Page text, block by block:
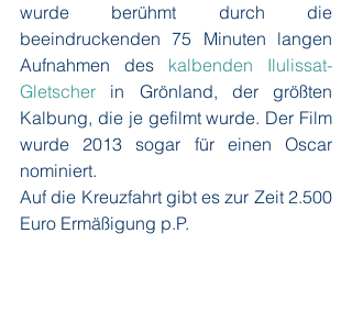
wurde berühmt durch die
beeindruckenden 75 Minuten langen
Aufnahmen des kalbenden Ilulissat-
Gletscher in Grönland, der größten
Kalbung, die je gefilmt wurde. Der Film
wurde 2013 sogar für einen Oscar
nominiert.
Auf die Kreuzfahrt gibt es zur Zeit 2.500
Euro Ermäßigung p.P.